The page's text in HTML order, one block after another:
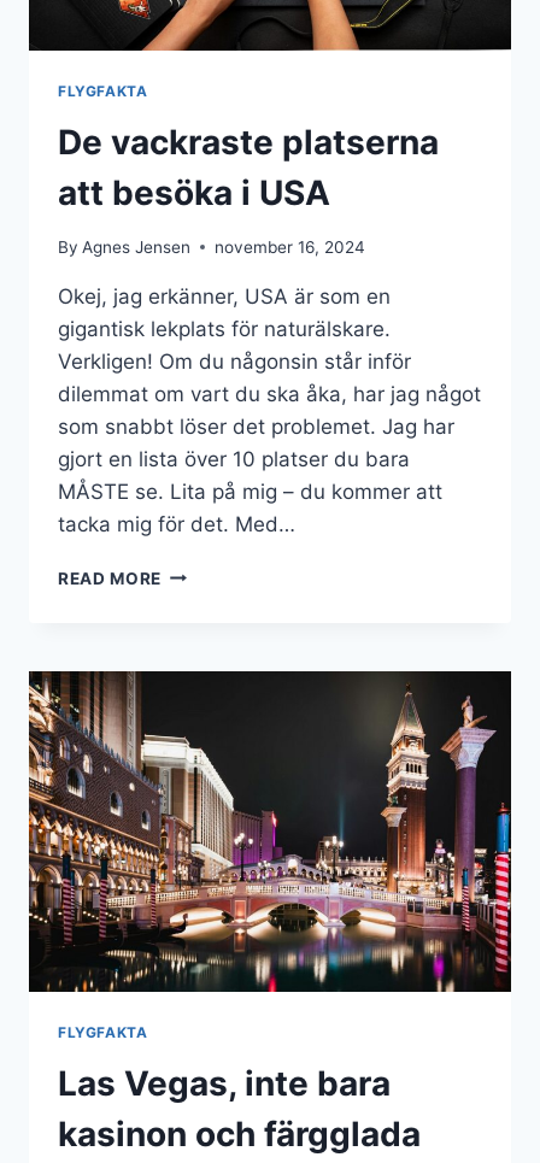
FLYGFAKTA
De vackraste platserna
att besöka i USA
By Agnes Jensen november 16, 2024
Okej, jag erkänner, USA är som en
gigantisk lekplats för naturälskare.
Verkligen! Om du någonsin står inför
dilemmat om vart du ska åka, har jag något
som snabbt löser det problemet. Jag har
gjort en lista över 10 platser du bara
MÅSTE se. Lita på mig – du kommer att
tacka mig för det. Med…
READ MORE DE
BESÖKA
FLYGFAKTA
Las Vegas, inte bara
kasinon och färgglada